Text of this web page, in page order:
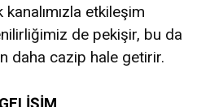
etkileşim
de pekişir, bu da
daha cazip hale getirir.